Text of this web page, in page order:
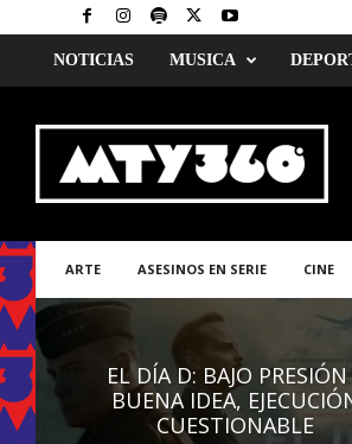
NOTICIAS MUSICA
o
e
y
6
ARTE ASESINOS EN SERIE CINE
EL DÍA D: BAJO
BUENA IDEA,
CUESTIONABLE